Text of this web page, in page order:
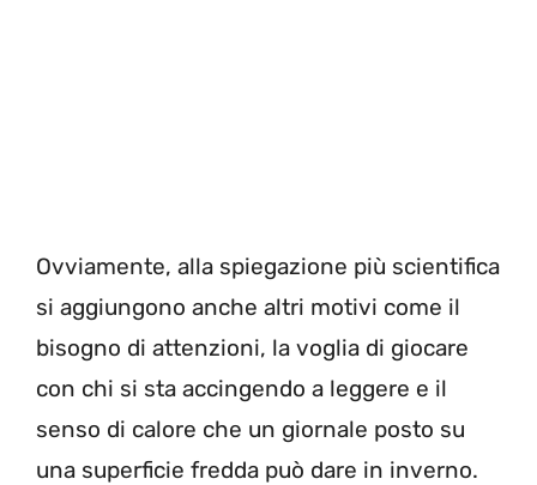
Ovviamente, alla spiegazione più scientifica
si aggiungono anche altri motivi come il
bisogno di attenzioni, la voglia di giocare
con chi si sta accingendo a leggere e il
senso di calore che un giornale posto su
una superficie fredda può dare in inverno.